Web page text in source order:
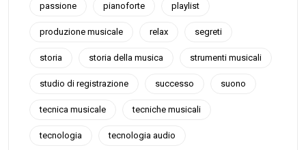
passione pianoforte playlist
produzione musicale relax segreti
storia storia della musica strumenti musicali
studio di registrazione successo suono
tecnica musicale tecniche musicali
tecnologia tecnologia audio